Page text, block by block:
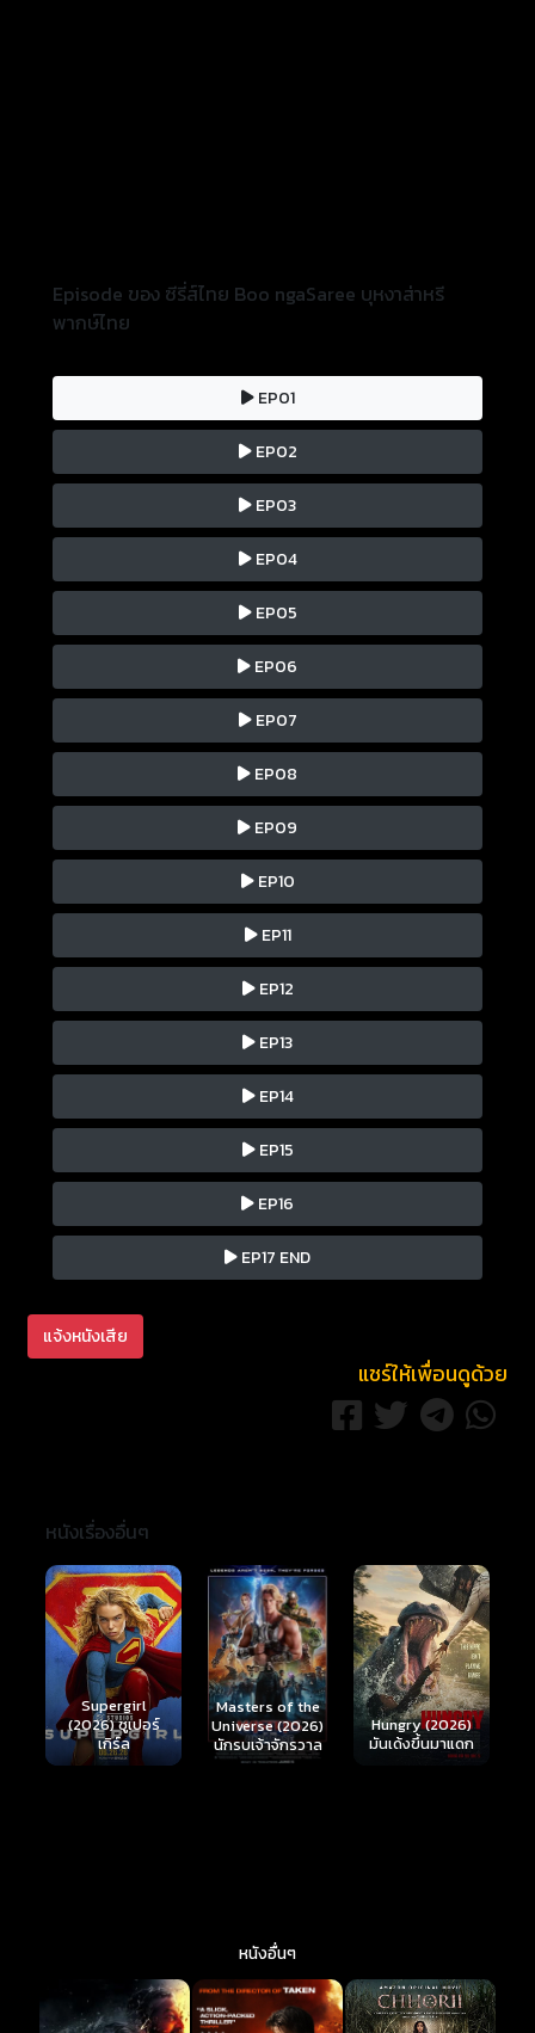
Episode ของ ซีรี่ส์ไทย Boo ngaSaree บุหงาส่าหรี
พากษ์ไทย
EP01
EP02
EP03
EP04
EP05
EP06
EP07
EP08
EP09
EP10
EP11
EP12
EP13
EP14
EP15
EP16
EP17 END
แจ้งหนังเสีย
แชร์ให้เพื่อนดูด้วย
หนังเรื่องอื่นๆ
Masters of the
Universe (2026)
นักรบเจ้าจักรวาล
Hungry (2026)
มันเด้งขึ้นมาแดก
Ready or Not 2:
Here I Come
(2026) เกมพร้อม
ตาย 2
หนังอื่นๆ